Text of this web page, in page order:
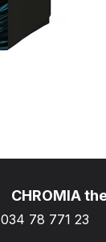
CHROMIA
034 78 771 23